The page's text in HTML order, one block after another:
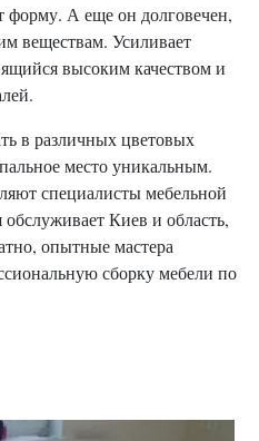
форму. А еще он долговечен,
веществам. Усиливает
высоким качеством и
в различных цветовых
место уникальным.
специалисты мебельной
Киев и область,
опытные мастера
сборку мебели по